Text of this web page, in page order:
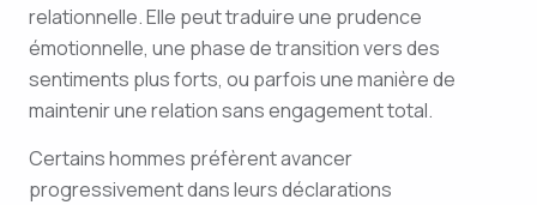
relationnelle. Elle peut traduire une prudence
émotionnelle, une phase de transition vers des
sentiments plus forts, ou parfois une manière de
maintenir une relation sans engagement total.
Certains hommes préfèrent avancer
progressivement dans leurs déclarations